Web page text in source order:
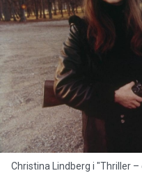
Christina Lindberg i "Thriller –